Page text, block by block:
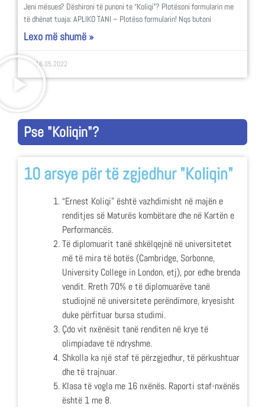
Jeni mësues? Dëshironi të punoni te “Koliqi”? Plotësoni formularin me
të dhënat tuaja: APLIKO TANI – Plotëso formularin! Nqs butoni
Lexo më shumë »
16.05.2022
Pse "Koliqin"?
10 arsye për të zgjedhur "Koliqin"
“Ernest Koliqi” është vazhdimisht në majën e
renditjes së Maturës kombëtare dhe në Kartën e
Performancës.
Të diplomuarit tanë shkëlqejnë në universitetet
më të mira të botës (Cambridge, Sorbonne,
University College in London, etj), por edhe brenda
vendit. Rreth 70% e të diplomuarëve tanë
studiojnë në universitete perëndimore, kryesisht
duke përfituar bursa studimi.
Çdo vit nxënësit tanë renditen në krye të
olimpiadave të ndryshme.
Shkolla ka një staf të përzgjedhur, të përkushtuar
dhe të trajnuar.
Klasa të vogla me 16 nxënës. Raporti staf-nxënës
është 1 me 8.